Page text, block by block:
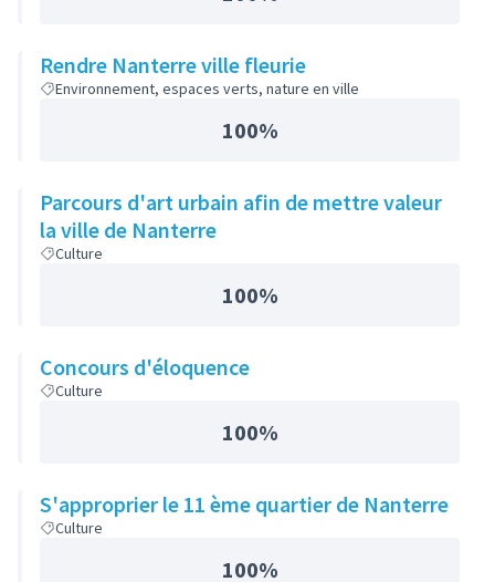
Rendre Nanterre ville fleurie
Environnement, espaces verts, nature en ville
100%
Parcours d'art urbain afin de mettre valeur
la ville de Nanterre
Culture
100%
Concours d'éloquence
Culture
100%
S'approprier le 11 ème quartier de Nanterre
Culture
100%